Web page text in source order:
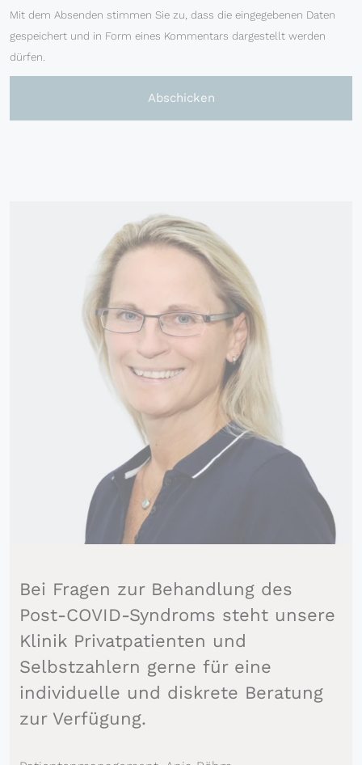
Mit dem Absenden stimmen Sie zu, dass die eingegebenen Daten
gespeichert und in Form eines Kommentars dargestellt werden
dürfen.
Bei Fragen zur Behandlung des
Post-COVID-Syndroms steht unsere
Klinik Privatpatienten und
Selbstzahlern gerne für eine
individuelle und diskrete Beratung
zur Verfügung.